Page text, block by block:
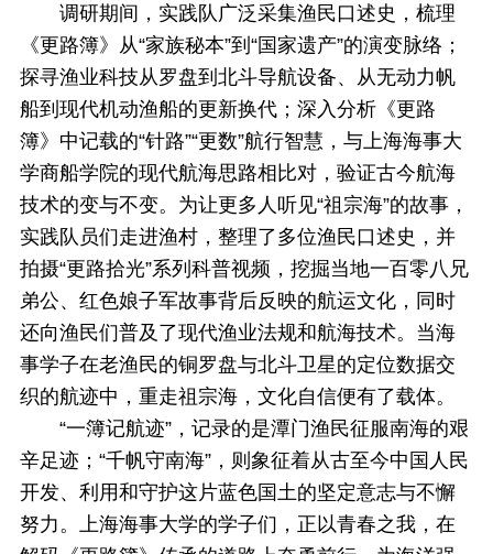
调研期间，实践队广泛采集渔民口述史，梳理
《更路簿》从“家族秘本”到“国家遗产”的演变脉络；
探寻渔业科技从罗盘到北斗导航设备、从无动力帆
船到现代机动渔船的更新换代；深入分析《更路
簿》中记载的“针路”“更数”航行智慧，与上海海事大
学商船学院的现代航海思路相比对，验证古今航海
技术的变与不变。为让更多人听见“祖宗海”的故事，
实践队员们走进渔村，整理了多位渔民口述史，并
拍摄“更路拾光”系列科普视频，挖掘当地一百零八兄
弟公、红色娘子军故事背后反映的航运文化，同时
还向渔民们普及了现代渔业法规和航海技术。当海
事学子在老渔民的铜罗盘与北斗卫星的定位数据交
织的航迹中，重走祖宗海，文化自信便有了载体。
“一簿记航迹”，记录的是潭门渔民征服南海的艰
辛足迹；“千帆守南海”，则象征着从古至今中国人民
开发、利用和守护这片蓝色国土的坚定意志与不懈
努力。上海海事大学的学子们，正以青春之我，在